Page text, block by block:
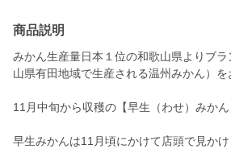
商品説明
みかん生産量日本１位の和歌山県よりブ
山県有田地域で生産される温州みかん）を
11月中旬から収穫の【早生（わせ）みかん
早生みかんは11月頃にかけて店頭で見か